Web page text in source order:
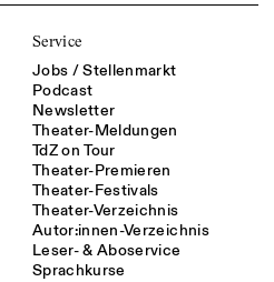
Service
Jobs / Stellenmarkt
Podcast
Newsletter
Theater-Meldungen
TdZ on Tour
Theater-Premieren
Theater-Festivals
Theater-Verzeichnis
Autor:innen-Verzeichnis
Leser- & Aboservice
Sprachkurse